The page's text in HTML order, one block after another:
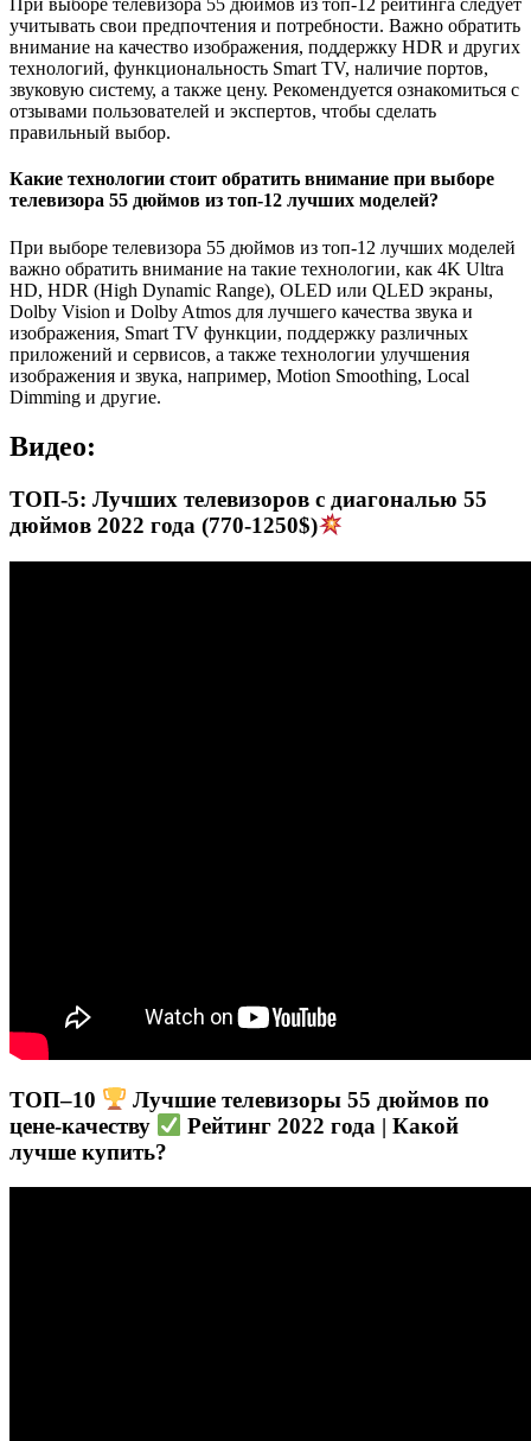
При выборе телевизора 55 дюймов из топ-12 рейтинга следует
учитывать свои предпочтения и потребности. Важно обратить
внимание на качество изображения, поддержку HDR и других
технологий, функциональность Smart TV, наличие портов,
звуковую систему, а также цену. Рекомендуется ознакомиться с
отзывами пользователей и экспертов, чтобы сделать
правильный выбор.
Какие технологии стоит обратить внимание при выборе
телевизора 55 дюймов из топ-12 лучших моделей?
При выборе телевизора 55 дюймов из топ-12 лучших моделей
важно обратить внимание на такие технологии, как 4K Ultra
HD, HDR (High Dynamic Range), OLED или QLED экраны,
Dolby Vision и Dolby Atmos для лучшего качества звука и
изображения, Smart TV функции, поддержку различных
приложений и сервисов, а также технологии улучшения
изображения и звука, например, Motion Smoothing, Local
Dimming и другие.
Видео:
ТОП-5: Лучших телевизоров с диагональю 55
дюймов 2022 года (770-1250$)
ТОП–10
Лучшие телевизоры 55 дюймов по
цене-качеству
Рейтинг 2022 года | Какой
лучше купить?